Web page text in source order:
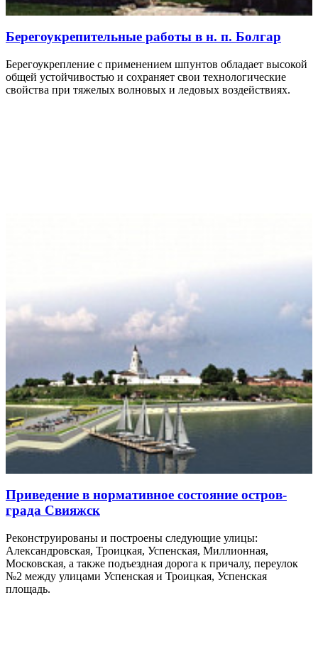
Берегоукрепительные работы в н. п. Болгар
Берегоукрепление с применением шпунтов обладает высокой
общей устойчивостью и сохраняет свои технологические
свойства при тяжелых волновых и ледовых воздействиях.
Приведение в нормативное состояние остров-
града Свияжск
Реконструированы и построены следующие улицы:
Александровская, Троицкая, Успенская, Миллионная,
Московская, а также подъездная дорога к причалу, переулок
№2 между улицами Успенская и Троицкая, Успенская
площадь.